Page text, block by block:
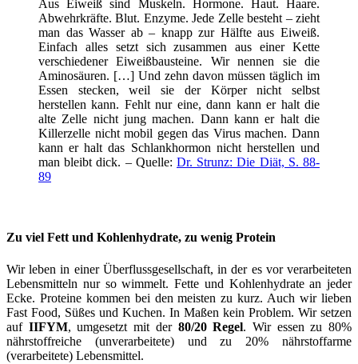
Aus Eiweiß sind Muskeln. Hormone. Haut. Haare.
Abwehrkräfte. Blut. Enzyme. Jede Zelle besteht – zieht
man das Wasser ab – knapp zur Hälfte aus Eiweiß.
Einfach alles setzt sich zusammen aus einer Kette
verschiedener Eiweißbausteine. Wir nennen sie die
Aminosäuren. […] Und zehn davon müssen täglich im
Essen stecken, weil sie der Körper nicht selbst
herstellen kann. Fehlt nur eine, dann kann er halt die
alte Zelle nicht jung machen. Dann kann er halt die
Killerzelle nicht mobil gegen das Virus machen. Dann
kann er halt das Schlankhormon nicht herstellen und
man bleibt dick. – Quelle: Dr. Strunz: Die Diät, S. 88-
89
Zu viel Fett und Kohlenhydrate, zu wenig Protein
Wir leben in einer Überflussgesellschaft, in der es vor verarbeiteten
Lebensmitteln nur so wimmelt. Fette und Kohlenhydrate an jeder
Ecke. Proteine kommen bei den meisten zu kurz. Auch wir lieben
Fast Food, Süßes und Kuchen. In Maßen kein Problem. Wir setzen
auf IIFYM, umgesetzt mit der 80/20 Regel. Wir essen zu 80%
nährstoffreiche (unverarbeitete) und zu 20% nährstoffarme
(verarbeitete) Lebensmittel.